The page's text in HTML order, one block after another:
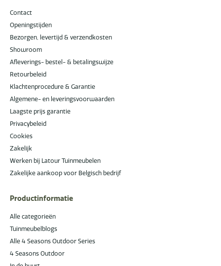
Contact
Openingstijden
Bezorgen, levertijd & verzendkosten
Showroom
Afleverings- bestel- & betalingswijze
Retourbeleid
Klachtenprocedure & Garantie
Algemene- en leveringsvoorwaarden
Laagste prijs garantie
Privacybeleid
Cookies
Zakelijk
Werken bij Latour Tuinmeubelen
Zakelijke aankoop voor Belgisch bedrijf
Productinformatie
Alle categorieën
Tuinmeubelblogs
Alle 4 Seasons Outdoor Series
4 Seasons Outdoor